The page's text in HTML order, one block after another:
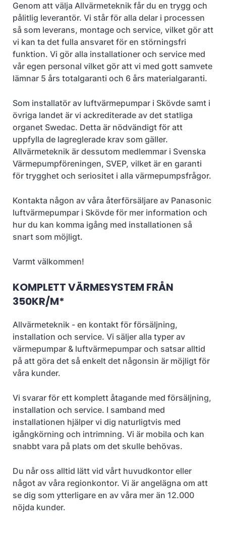
Genom att välja Allvärmeteknik får du en trygg och
pålitlig leverantör. Vi står för alla delar i processen
så som leverans, montage och service, vilket gör att
vi kan ta det fulla ansvaret för en störningsfri
funktion. Vi gör alla installationer och service med
vår egen personal vilket gör att vi med gott samvete
lämnar 5 års totalgaranti och 6 års materialgaranti.
Som installatör av luftvärmepumpar i Skövde samt i
övriga landet är vi ackrediterade av det statliga
organet Swedac. Detta är nödvändigt för att
uppfylla de lagreglerade krav som gäller.
Allvärmeteknik är dessutom medlemmar i Svenska
Värmepumpföreningen, SVEP, vilket är en garanti
för trygghet och seriositet i alla värmepumpsfrågor.
Kontakta någon av våra återförsäljare av Panasonic
luftvärmepumpar i Skövde för mer information och
hur du kan komma igång med installationen så
snart som möjligt.
Varmt välkommen!
KOMPLETT VÄRMESYSTEM FRÅN
350KR/M*
Allvärmeteknik - en kontakt för försäljning,
installation och service. Vi säljer alla typer av
värmepumpar & luftvärmepumpar och satsar alltid
på att göra det så enkelt det någonsin är möjligt för
våra kunder.
Vi svarar för ett komplett åtagande med försäljning,
installation och service. I samband med
installationen hjälper vi dig naturligtvis med
igångkörning och intrimning. Vi är mobila och kan
snabbt vara på plats om det skulle behövas.
Du når oss alltid lätt vid vårt huvudkontor eller
något av våra regionkontor. Vi är angelägna om att
se dig som ytterligare en av våra mer än 12.000
nöjda kunder.